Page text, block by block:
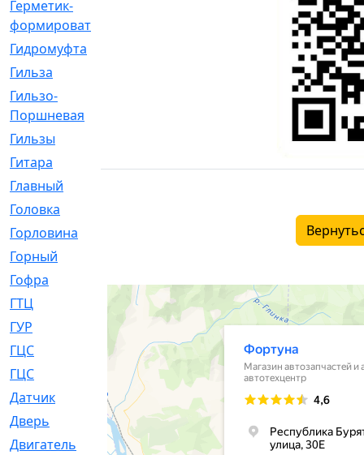
Герметик-
формирователь
Гидромуфта
Гильза
Гильзо-
Поршневая
Гильзы
Гитара
Главный
Головка
Горловина
Горный
Гофра
[86]
ГТЦ
[96]
ГУР
[34]
ГЦC
[6]
ГЦС
[74]
Датчик
[969]
Дверь
[249]
Двигатель
[64]